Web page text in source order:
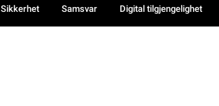
Sikkerhet Samsvar Digital tilgjengelighet